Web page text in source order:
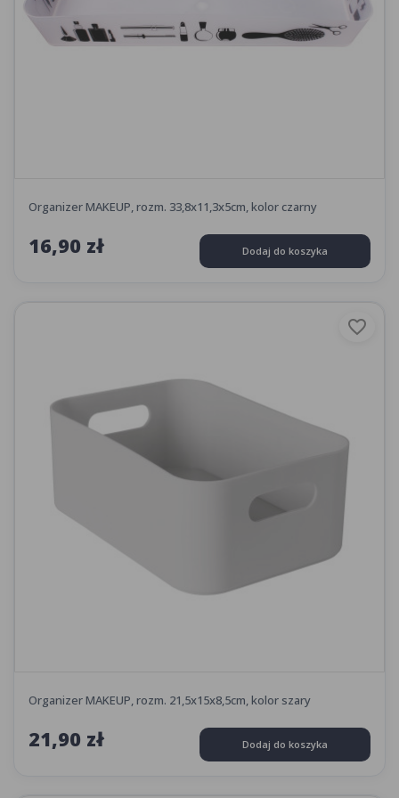
Organizer MAKEUP, rozm. 33,8x11,3x5cm, kolor czarny
16,90 zł Dodaj do koszyka
favorite_border
Organizer MAKEUP, rozm. 21,5x15x8,5cm, kolor szary
21,90 zł Dodaj do koszyka